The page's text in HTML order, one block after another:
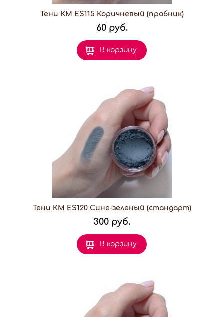
Тени КМ ES115 Коричневый (пробник)
60 руб.
В корзину
Тени КМ ES120 Сине-зеленый (стандарт)
300 руб.
В корзину